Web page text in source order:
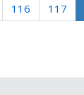
116 117